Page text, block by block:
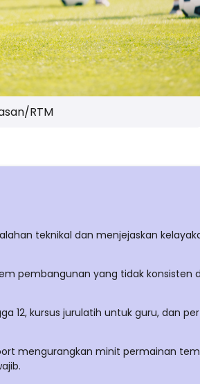
RTM
teknikal dan menjejaskan
pembangunan yang tidak konsisten
12, kursus jurulatih untuk guru, dan
mengurangkan minit permainan